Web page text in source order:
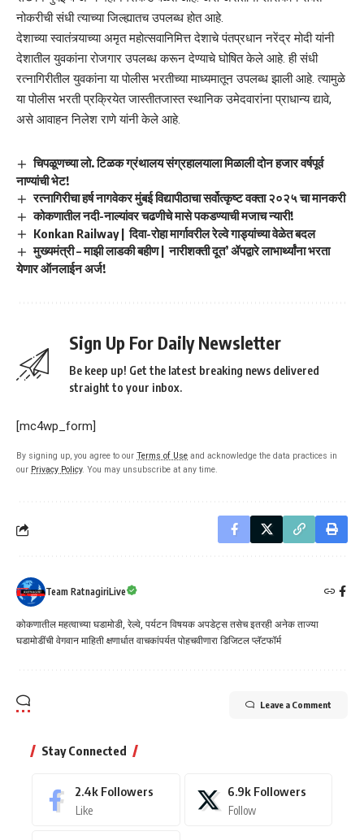
नोकरीची संधी त्याच्या जिल्ह्यातच उपलब्ध होत आहे.
देशाच्या स्वातंत्र्याच्या अमृत महोत्सवानिमित्त देशाचे पंतप्रधान नरेंद्र मोदी यांनी
देशातील युवकांना रोजगार उपलब्ध करून देण्याचे घोषित केले आहे. ही संधी
रत्नागिरीतील युवकांना या पोलीस भरतीच्या माध्यमातून उपलब्ध झाली आहे. त्यामुळे
या पोलीस भरती प्रक्रियेत जास्तीतजास्त स्थानिक उमेदवारांना प्राधान्य द्यावे,
असे आवाहन निलेश राणे यांनी केले आहे.
चिपळूणच्या लो. टिळक ग्रंथालय संग्रहालयाला मिळाली दोन हजार वर्षपूर्व
नाण्यांची भेट!
रत्नागिरीचा हर्ष नागवेकर मुंबई विद्यापीठाचा सर्वोत्कृष्ट वक्ता २०२५ चा मानकरी
कोकणातील नदी-नाल्यांवर चढणीचे मासे पकडण्याची मजाच न्यारी!
Konkan Railway | दिवा-रोहा मार्गावरील रेल्वे गाड्यांच्या वेळेत बदल
मुख्यमंत्री – माझी लाडकी बहीण | नारीशक्ती दूत’ ॲपद्वारे लाभार्थ्यांना भरता
येणार ऑनलाईन अर्ज!
Sign Up For Daily Newsletter
Be keep up! Get the latest breaking news delivered
straight to your inbox.
[mc4wp_form]
By signing up, you agree to our Terms of Use and acknowledge the data practices in
our Privacy Policy. You may unsubscribe at any time.
Team RatnagiriLive
कोकणातील महत्वाच्या घडामोडी, रेल्वे, पर्यटन विषयक अपडेट्स तसेच इतरही अनेक ताज्या
घडामोडींची वेगवान माहिती क्षणार्धात वाचकांपर्यत पोहचवीणारा डिजिटल प्लॅटफॉर्म
Leave a Comment
Stay Connected
2.4k Followers
Like
6.9k Followers
Follow